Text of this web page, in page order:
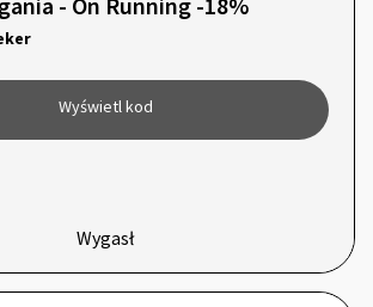
Wyświetl kod
Wygasł